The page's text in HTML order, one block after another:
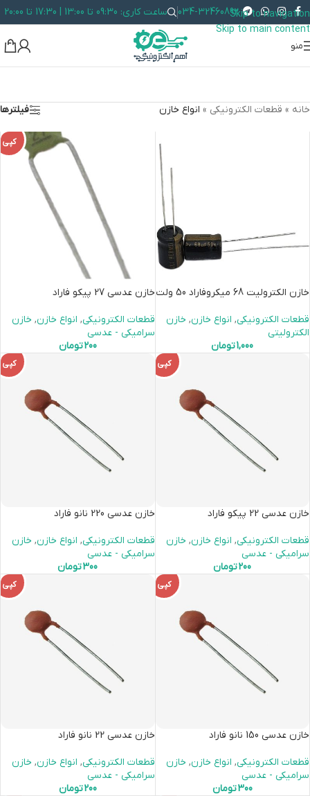
Skip to navigation
Skip to main content
034-32460892 ساعت کاری: 09:30 تا 13:00 | 17:30 تا 20:00
منو
خانه » قطعات الکترونیکی » انواع خازن فیلترها
خازن الکترولیت 68 میکروفاراد 50 ولت
قطعات الکترونیکی, انواع خازن, خازن
الکترولیتی
1,000تومان
کپی
خازن عدسی 27 پیکو فاراد
قطعات الکترونیکی, انواع خازن, خازن
سرامیکی - عدسی
200تومان
کپی
خازن عدسی 22 پیکو فاراد
قطعات الکترونیکی, انواع خازن, خازن
سرامیکی - عدسی
200تومان
کپی
خازن عدسی 220 نانو فاراد
قطعات الکترونیکی, انواع خازن, خازن
سرامیکی - عدسی
300تومان
کپی
خازن عدسی 150 نانو فاراد
قطعات الکترونیکی, انواع خازن, خازن
سرامیکی - عدسی
300تومان
کپی
خازن عدسی 22 نانو فاراد
قطعات الکترونیکی, انواع خازن, خازن
سرامیکی - عدسی
200تومان